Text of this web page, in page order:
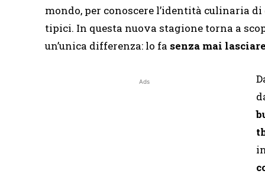
mondo, per conoscere l’identità culinaria
tipici. In questa nuova stagione torna a
un’unica differenza: lo fa senza mai
Ads